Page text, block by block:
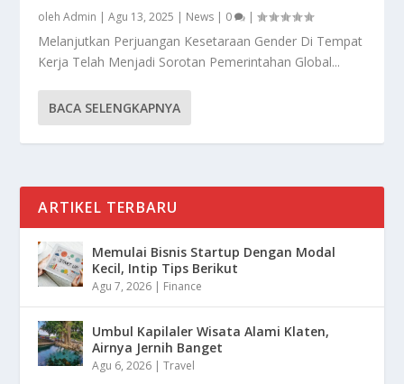
olehAdmin |Agu 13, 2025 | News | 0 |
Melanjutkan Perjuangan Kesetaraan Gender Di Tempat
Kerja Telah Menjadi Sorotan Pemerintahan Global...
BACA SELENGKAPNYA
ARTIKEL TERBARU
Memulai Bisnis Startup Dengan Modal
Kecil, Intip Tips Berikut
Agu 7, 2026 | Finance
Umbul Kapilaler Wisata Alami Klaten,
Airnya Jernih Banget
Agu 6, 2026 |Travel